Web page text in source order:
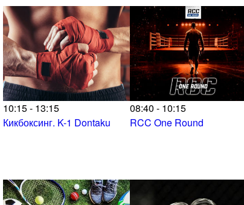
10:15 - 13:15
Кикбоксинг. K-1 Dontaku
08:40 - 10:15
RCC One Round